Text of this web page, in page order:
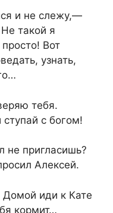
и не слежу,—
такой я
Вот
узнать,
тебя.
с богом!
не пригласишь?
Алексей.
иди к Кате
кормит…